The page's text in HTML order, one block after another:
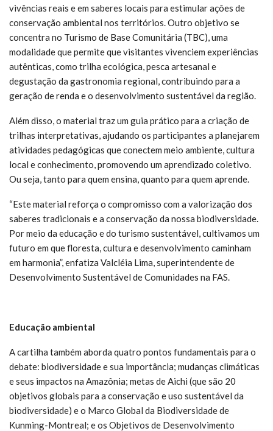
vivências reais e em saberes locais para estimular ações de
conservação ambiental nos territórios. Outro objetivo se
concentra no Turismo de Base Comunitária (TBC), uma
modalidade que permite que visitantes vivenciem experiências
autênticas, como trilha ecológica, pesca artesanal e
degustação da gastronomia regional, contribuindo para a
geração de renda e o desenvolvimento sustentável da região.
Além disso, o material traz um guia prático para a criação de
trilhas interpretativas, ajudando os participantes a planejarem
atividades pedagógicas que conectem meio ambiente, cultura
local e conhecimento, promovendo um aprendizado coletivo.
Ou seja, tanto para quem ensina, quanto para quem aprende.
“Este material reforça o compromisso com a valorização dos
saberes tradicionais e a conservação da nossa biodiversidade.
Por meio da educação e do turismo sustentável, cultivamos um
futuro em que floresta, cultura e desenvolvimento caminham
em harmonia”, enfatiza Valcléia Lima, superintendente de
Desenvolvimento Sustentável de Comunidades na FAS.
Educação ambiental
A cartilha também aborda quatro pontos fundamentais para o
debate: biodiversidade e sua importância; mudanças climáticas
e seus impactos na Amazônia; metas de Aichi (que são 20
objetivos globais para a conservação e uso sustentável da
biodiversidade) e o Marco Global da Biodiversidade de
Kunming-Montreal; e os Objetivos de Desenvolvimento